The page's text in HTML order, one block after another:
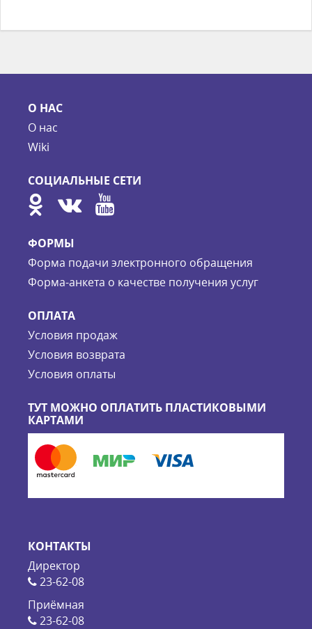
О НАС
О нас
Wiki
СОЦИАЛЬНЫЕ СЕТИ
ФОРМЫ
Форма подачи электронного обращения
Форма-анкета о качестве получения услуг
ОПЛАТА
Условия продаж
Условия возврата
Условия оплаты
ТУТ МОЖНО ОПЛАТИТЬ ПЛАСТИКОВЫМИ
КАРТАМИ
КОНТАКТЫ
Директор
23-62-08
Приёмная
23-62-08